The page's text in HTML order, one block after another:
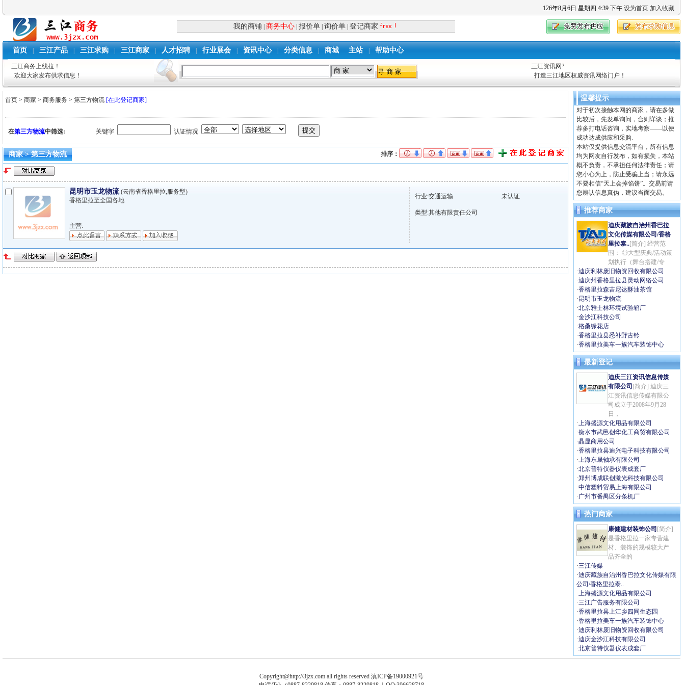
126年8月 6日 星期四 4:39 下午 设为首页 加入收藏
我的商铺 商务中心 报价单 询价单 登记商家
首页 三江产品 三江求购 三江商家 人才招聘 行业展会 资讯中心 分类信息 商城 主站 帮助中心
三江商务上线拉！
欢迎大家发布供求信息！
三江资讯网?
打造三江地区权威资讯网络门户！
首页 >商家 >商务服务 >第三方物流 [在此登记商家]
在第三方物流中筛选: 关键字 认证情况
商家 > 第三方物流 排序：
昆明市玉龙物流(云南省香格里拉,服务型)
香格里拉至全国各地
主营:
行业:交通运输
类型:其他有限责任公司
未认证
温馨提示
对于初次接触本网的商家，请在多做
比较后，先发单询问，合则详谈；推
荐多打电话咨询，实地考察——以便
成功达成供应和采购.
本站仅提供信息交流平台，所有信息
均为网友自行发布，如有损失，本站
概不负责，不承担任何法律责任；请
您小心为上，防止受骗上当；请永远
不要相信“天上会掉馅饼”。交易前请
您辨认信息真伪，建议当面交易。
推荐商家
迪庆藏族自治州香巴拉
文化传媒有限公司/香格
里拉泰..[简介] 经营范
围： ◎大型庆典/活动策
划执行（舞台搭建/专
·迪庆利林废旧物资回收有限公司
·迪庆州香格里拉县灵动网络公司
·香格里拉森吉尼达酥油茶馆
·昆明市玉龙物流
·北京雅士林环境试验箱厂
·金沙江科技公司
·格桑缘花店
·香格里拉县悉补野古铃
·香格里拉美车一族汽车装饰中心
最新登记
迪庆三江资讯信息传媒
有限公司 [简介] 迪庆三
江资讯信息传媒有限公
司成立于2008年9月28
日，
·上海盛源文化用品有限公司
·衡水市武邑创华化工商贸有限公司
·晶显商用公司
·香格里拉县迪兴电子科技有限公司
·上海东晟轴承有限公司
·北京普特仪器仪表成套厂
·郑州博成联创激光科技有限公司
·中信塑料贸易上海有限公司
·广州市番禺区分条机厂
热门商家
康健建材装饰公司 [简介]
是香格里拉一家专营建
材、装饰的规模较大产
品齐全的
·三江传媒
·迪庆藏族自治州香巴拉文化传媒有限
公司/香格里拉泰..
·上海盛源文化用品有限公司
·三江广告服务有限公司
·香格里拉县上江乡四同生态园
·香格里拉美车一族汽车装饰中心
·迪庆利林废旧物资回收有限公司
·迪庆金沙江科技有限公司
·北京普特仪器仪表成套厂
Copyright@http://3jzx.com all rights reserved滇ICP备19000921号